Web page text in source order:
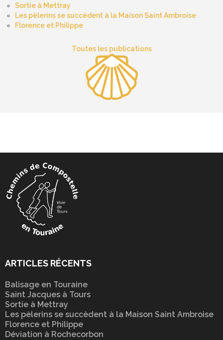
Sortie à Mettray
Les pèlerins se succèdent à la Maison Saint Ambroise
Florence et Philippe
Toutes les publications
ARTICLES RÉCENTS
Balisage en Touraine
Saint Jacques à Tours
Sortie à Mettray
Les pèlerins se succèdent à la Maison Saint Ambroise
Florence et Philippe
Déviation à Rochecorbon